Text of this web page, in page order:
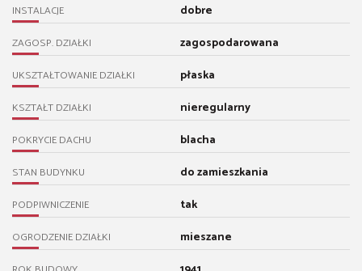
INSTALACJE dobre
ZAGOSP. DZIAŁKI zagospodarowana
UKSZTAŁTOWANIE DZIAŁKI płaska
KSZTAŁT DZIAŁKI nieregularny
POKRYCIE DACHU blacha
STAN BUDYNKU do zamieszkania
PODPIWNICZENIE tak
OGRODZENIE DZIAŁKI mieszane